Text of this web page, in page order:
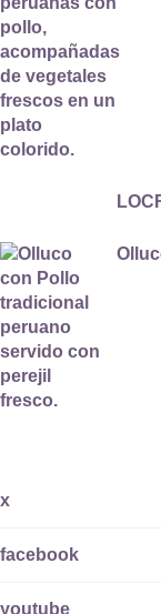
x
facebook
youtube